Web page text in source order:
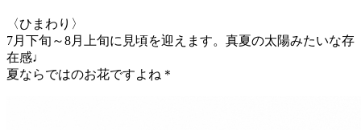
〈ひまわり〉
7月下旬～8月上旬に見頃を迎えます。真夏の太陽みたいな存
在感♩
夏ならではのお花ですよね ＊